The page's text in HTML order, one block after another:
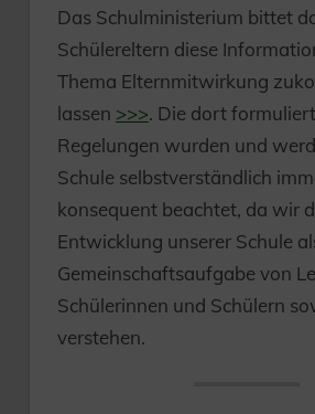
Das Schulministerium bittet
Schülereltern diese
Thema Elternmitwirkung
lassen >>>. Die dort
Regelungen wurden und
Schule selbstverständlich
konsequent beachtet, da wir
Entwicklung unserer Schule
Gemeinschaftsaufgabe von
Schülerinnen und Schülern
verstehen.